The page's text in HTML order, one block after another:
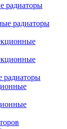
радиаторы
радиаторы